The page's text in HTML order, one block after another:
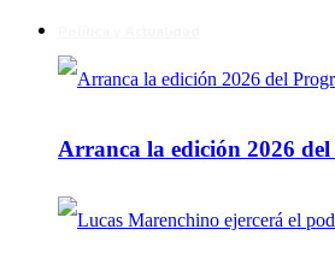
Arranca la edición 2026